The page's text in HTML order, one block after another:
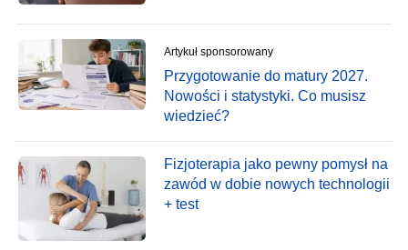
Artykuł sponsorowany
Przygotowanie do matury 2027.
Nowości i statystyki. Co musisz
wiedzieć?
Fizjoterapia jako pewny pomysł na
zawód w dobie nowych technologii
+ test